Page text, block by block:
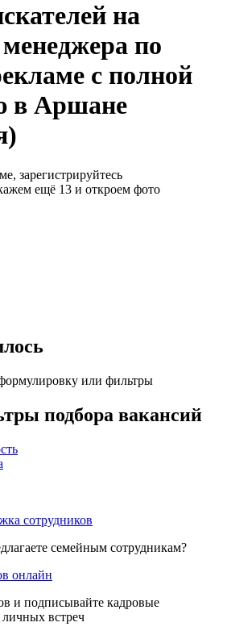
на
по
с полной
в Аршане
зарегистрируйтесь
ещё 13 и откроем фото
или фильтры
подбора вакансий
сотрудников
семейным сотрудникам?
онлайн
и подписывайте кадровые
встреч